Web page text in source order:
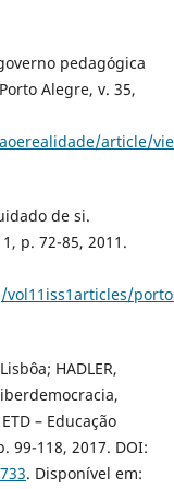
pedagógica
Alegre, v. 35,
article/
de si.
p. 72-85, 2011.
HADLER,
– Educação
99-118, 2017. DOI:
. Disponível em: